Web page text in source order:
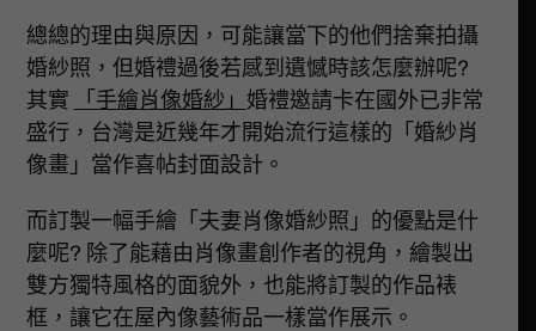
總總的理由與原因，可能讓當下的他們捨棄拍攝
婚紗照，但婚禮過後若感到遺憾時該怎麼辦呢?
其實
「手繪肖像婚紗」 婚禮邀請卡在國外已非常
盛行，台灣是近幾年才開始流行這樣的「婚紗肖
像畫」當作喜帖封面設計。
而訂製一幅手繪「夫妻肖像婚紗照」的優點是什
麼呢? 除了能藉由肖像畫創作者的視角，繪製出
雙方獨特風格的面貌外，也能將訂製的作品裱
框，讓它在屋內像藝術品一樣當作展示。